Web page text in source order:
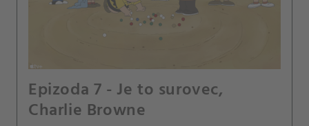
Epizoda 7 - Je to surovec,
Charlie Browne